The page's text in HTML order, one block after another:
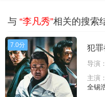
与 “李凡秀”相关的搜索
7.0分 犯
导演：
主演：
全锡